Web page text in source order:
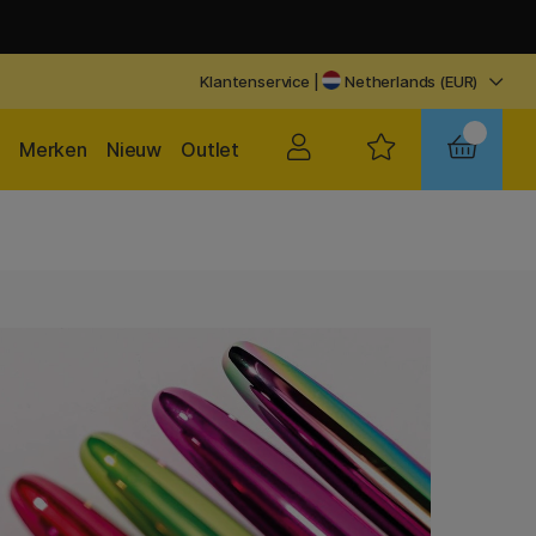
Klantenservice | Netherlands (EUR)
Outlet
Nieuw
Merken